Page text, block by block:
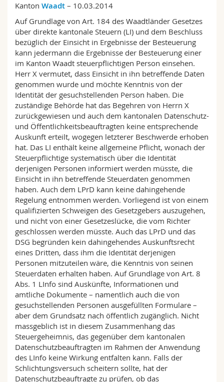
Interfakultär
Doktorierende
Vorlesungsverzeichnis
MyUnifr
Kanton Waadt – 10.03.2014
Auf Grundlage von Art. 184 des Waadtländer Gesetzes
über direkte kantonale Steuern (LI) und dem Beschluss
bezüglich der Einsicht in Ergebnisse der Besteuerung
kann jedermann die Ergebnisse der Besteuerung einer
im Kanton Waadt steuerpflichtigen Person einsehen.
Herr X vermutet, dass Einsicht in ihn betreffende Daten
genommen wurde und möchte Kenntnis von der
Identität der gesuchstellenden Person haben. Die
zuständige Behörde hat das Begehren von Herrn X
zurückgewiesen und auch dem kantonalen Datenschutz-
und Öffentlichkeitsbeauftragten keine entsprechende
Auskunft erteilt, wogegen letzterer Beschwerde erhoben
hat. Das LI enthält keine allgemeine Pflicht, wonach der
Steuerpflichtige systematisch über die Identität
derjenigen Personen informiert werden müsste, die
Einsicht in ihn betreffende Steuerdaten genommen
haben. Auch dem LPrD kann keine dahingehende
Regelung entnommen werden. Vorliegend ist von einem
qualifizierten Schweigen des Gesetzgebers auszugehen,
und nicht von einer Gesetzeslücke, die vom Richter
geschlossen werden müsste. Auch das LPrD und das
DSG begründen kein dahingehendes Auskunftsrecht
eines Dritten, dass ihm die Identität derjenigen
Personen mitzuteilen wäre, die Kenntnis von seinen
Steuerdaten erhalten haben. Auf Grundlage von Art. 8
Abs. 1 LInfo sind Auskünfte, Informationen und
amtliche Dokumente – namentlich auch die von
gesuchstellenden Personen ausgefüllten Formulare –
aber dem Grundsatz nach öffentlich zugänglich. Nicht
massgeblich ist in diesem Zusammenhang das
Steuergeheimnis, das gegenüber dem kantonalen
Datenschutzbeauftragten im Rahmen der Anwendung
des LInfo keine Wirkung entfalten kann. Falls der
Schlichtungsversuch scheitern sollte, hat der
Datenschutzbeauftragte zu prüfen, ob das